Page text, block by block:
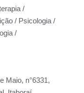
/
/ Psicologia /
/
Maio, n°6331,